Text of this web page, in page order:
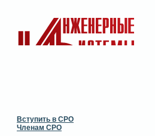
Вступить в СРО
Членам СРО